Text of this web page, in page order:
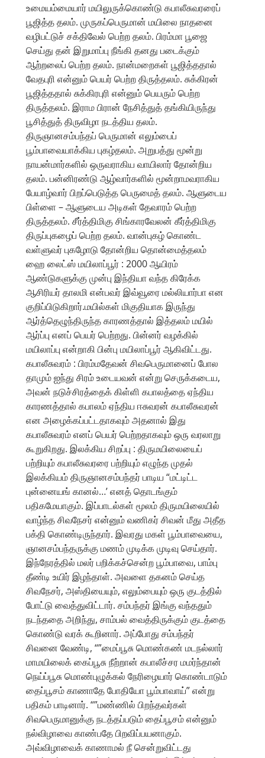
உமையம்மையார் மயிலுருக்கொண்டு கபாலீசுவரரைப்
பூஜித்த தலம். முருகப்பெருமான் மயிலை நாதனை
வழிபட்டுச் சக்திவேல் பெற்ற தலம். பிரம்மா பூஜை
செய்து தன் இறுமாப்பு நீங்கி தனது படைக்கும்
ஆற்றலைப் பெற்ற தலம். நான்மறைகள் பூஜித்ததால்
வேதபுரி என்னும் பெயர் பெற்ற திருத்தலம். சுக்கிரன்
பூஜித்ததால் சுக்கிரபுரி என்னும் பெயரும் பெற்ற
திருத்தலம். இராம பிரான் நேசித்துத் தங்கியிருந்து
பூசித்துத் திருவிழா நடத்திய தலம்.
திருஞானசம்பந்தப் பெருமான் எலும்பைப்
பூம்பாவையாக்கிய புகழ்தலம். அறுபத்து மூன்று
நாயன்மார்களில் ஒருவராகிய வாயிலார் தோன்றிய
தலம். பன்னிரண்டு ஆழ்வார்களில் மூன்றாமவராகிய
பேயாழ்வார் பிறப்பெடுத்த பெருமைத் தலம். ஆளுடைய
பிள்ளை – ஆளுடைய அடிகள் தேவாரம் பெற்ற
திருத்தலம். சீர்த்திமிகு சிங்காரவேலன் கீர்த்திமிகு
திருப்புகழைப் பெற்ற தலம். வான்புகழ் கொண்ட
வள்ளுவர் புகழோடு தோன்றிய தொன்மைத்தலம்
ஹை லைட்ஸ் மயிலாப்பூர் : 2000 ஆயிரம்
ஆண்டுகளுக்கு முன்பு இந்தியா வந்த கிரேக்க
ஆசிரியர் தாலமி என்பவர் இவ்வூரை மல்லியார்பா என
குறிப்பிடுகிறார்.மயில்கள் மிகுதியாக இருந்து
ஆர்த்தெழுந்திருந்த காரணத்தால் இத்தலம் மயில்
ஆர்ப்பு எனப் பெயர் பெற்றது. பின்னர் வழக்கில்
மயிலாப்பு என்றாகி பின்பு மயிலாப்பூர் ஆகிவிட்டது.
கபாலீசுவரம் : பிரம்மதேவன் சிவபெருமானைப் போல
தாமும் ஐந்து சிரம் உடையவன் என்று செருக்கடைய,
அவன் நடுச்சிரத்தைக் கிள்ளி கபாலத்தை ஏந்திய
காரணத்தால் கபாலம் ஏந்திய ஈசுவரன் கபாலீசுவரன்
என அழைக்கப்பட்டதாகவும் அதனால் இது
கபாலீசுவரம் எனப் பெயர் பெற்றதாகவும் ஒரு வரலாறு
கூறுகிறது. இலக்கிய சிறப்பு : திருமயிலையைப்
பற்றியும் கபாலீசுவரரை பற்றியும் எழுந்த முதல்
இலக்கியம் திருஞானசம்பந்தர் பாடிய “மட்டிட்ட
புன்னையங் கானல்…’ எனத் தொடங்கும்
பதிகமேயாகும். இப்பாடல்கள் மூலம் திருமயிலையில்
வாழ்ந்த சிவநேசர் என்னும் வணிகர் சிவன் மீது அதீத
பக்தி கொண்டிருந்தார். இவரது மகள் பூம்பாவையை,
ஞானசம்பந்தருக்கு மணம் முடிக்க முடிவு செய்தார்.
இந்நேரத்தில் மலர் பறிக்கச்சென்ற பூம்பாவை, பாம்பு
தீண்டி உயிர் இழந்தாள். அவளை தகனம் செய்த
சிவநேசர், அஸ்தியையும், எலும்பையும் ஒரு குடத்தில்
போட்டு வைத்துவிட்டார். சம்பந்தர் இங்கு வந்ததும்
நடந்ததை அறிந்து, சாம்பல் வைத்திருக்கும் குடத்தை
கொண்டு வரக் கூறினார். அப்போது சம்பந்தர்
சிவனை வேண்டி, “”மைப்பூசு மொண்கண் மடநல்லார்
மாமயிலைக் கைப்பூசு நீற்றான் கபாலீச்சர மமர்ந்தான்
நெய்ப்பூசு மொண்புழுக்கல் நேரிழையார் கொண்டாடும்
தைப்பூசம் காணாதே போதியோ பூம்பாவாய்” என்று
பதிகம் பாடினார். “”மண்ணில் பிறந்தவர்கள்
சிவபெருமானுக்கு நடத்தப்படும் தைப்பூசம் என்னும்
நல்விழாவை காண்பதே பிறவிப்பயனாகும்.
அவ்விழாவைக் காணாமல் நீ சென்றுவிட்டது